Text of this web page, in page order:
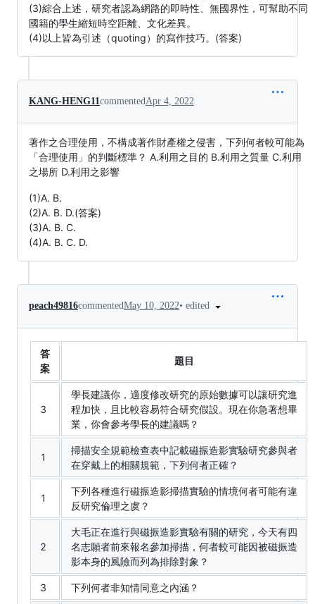
(3)綜合上述，研究者認為網路的即時性、無國界性，可幫助不同
國籍的學生縮短時空距離、文化差異。
(4)以上皆為引述（quoting）的寫作技巧。(答案)
KANG-HENG11 commented Apr 4, 2022
著作之合理使用，不構成著作財產權之侵害，下列何者較可能為
「合理使用」的判斷標準？ A.利用之目的 B.利用之質量 C.利用
之場所 D.利用之影響
(1)A. B.
(2)A. B. D.(答案)
(3)A. B. C.
(4)A. B. C. D.
peach49816commentedMay 10, 2022• edited
答
案
題目
3
學長建議你，適度修改研究的原始數據可以讓研究進
程加快，且比較容易符合研究假設。現在你急著想畢
業，你會參考學長的建議嗎？
1
掃描安全規範檢查表中記載磁振造影實驗研究參與者
在穿戴上的相關規範，下列何者正確？
1
下列各種進行磁振造影掃描實驗的情境何者可能有違
反研究倫理之虞？
2
大毛正在進行與磁振造影實驗有關的研究，今天有四
名志願者前來報名參加掃描，何者較可能因被磁振造
影本身的風險而列為排除對象？
3 下列何者非知情同意之內涵？